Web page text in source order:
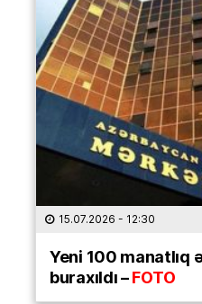
15.07.2026 - 12:30
Yeni 100
buraxıldı –FOTO